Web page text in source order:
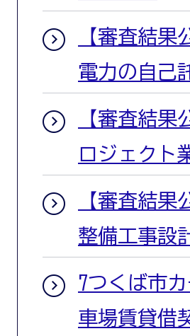
【審査結
電力の自己
【審査結
ロジェクト
【審査結
整備工事設
7つくば市
車場賃貸借